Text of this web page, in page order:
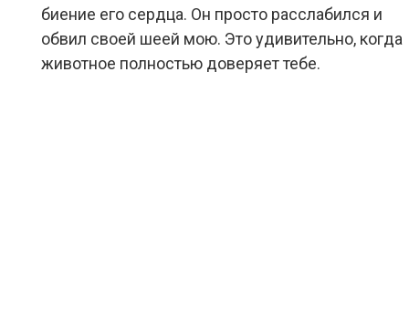
биение его сердца. Он просто расслабился и
обвил своей шеей мою. Это удивительно, когда
животное полностью доверяет тебе.